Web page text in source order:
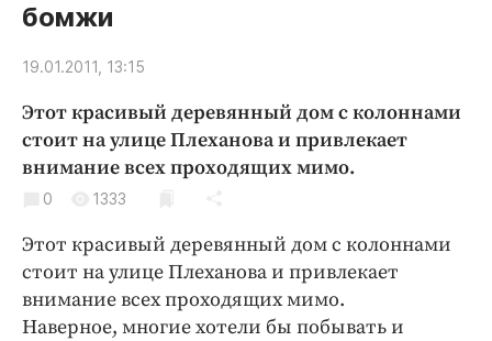
Статьи
Народные новости
Авто и транспорт
Благоустройство
Криминал
Культура
Образование
Общество
Погода
бомжи
19.01.2011, 13:15
Этот красивый деревянный дом с колоннами
стоит на улице Плеханова и привлекает
внимание всех проходящих мимо.
0 1333
Этот красивый деревянный дом с колоннами
стоит на улице Плеханова и привлекает
внимание всех проходящих мимо.
Наверное, многие хотели бы побывать и